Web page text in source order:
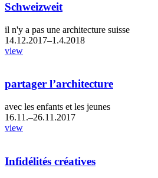
Schweizweit
il n'y a pas une architecture suisse
14.12.2017–1.4.2018
view
partager l’architecture
avec les enfants et les jeunes
16.11.–26.11.2017
view
Infidélités créatives